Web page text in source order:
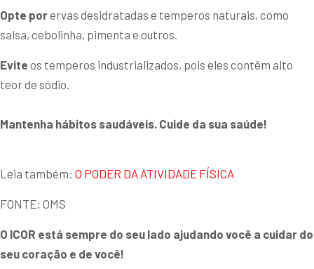
Opte porervas desidratadas e temperos naturais, como
salsa, cebolinha, pimenta e outros.
Evite os temperos industrializados, pois eles contêm alto
teor de sódio.
Mantenha hábitos saudáveis. Cuide da sua saúde!
Leia também: O PODER DA ATIVIDADE FÍSICA
FONTE: OMS
O ICOR está sempre do seu lado ajudando você a cuidar do
seu coração e de você!